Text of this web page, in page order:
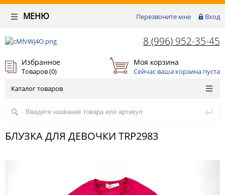
Перезвоните мне Вход
МЕНЮ
8 (996) 952-35-45
Избранное
Товаров (0)
Моя корзина
Сейчас ваша корзина пуста
Каталог товаров
БЛУЗКА ДЛЯ ДЕВОЧКИ TRP2983